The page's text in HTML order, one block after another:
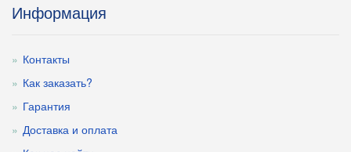
Информация
Контакты
Как заказать?
Гарантия
Доставка и оплата